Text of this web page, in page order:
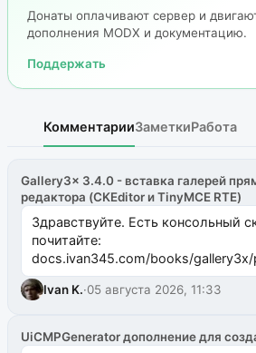
Донаты оплачивают сервер и
дополнения MODX и документацию.
Поддержать
КомментарииЗаметкиРабота
Gallery3x 3.4.0 - вставка галерей
редактора (CKEditor и TinyMCE RTE)
Здравствуйте. Есть консольный
почитайте:
docs.ivan345.com/books/
ms2galleryphp
Ivan K.·05 августа 2026, 11:33
UiCMPGenerator дополнение для